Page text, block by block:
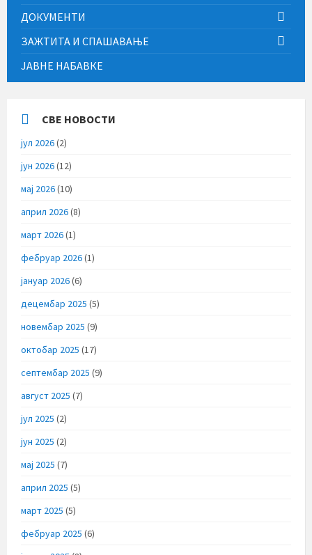
ДОКУМЕНТИ
ЗАЖТИТА И СПАШАВАЊЕ
ЈАВНЕ НАБАВКЕ
СВЕ НОВОСТИ
јул 2026(2)
јун 2026(12)
мај 2026(10)
април 2026(8)
март 2026(1)
фебруар 2026(1)
јануар 2026(6)
децембар 2025 (5)
новембар 2025 (9)
октобар 2025 (17)
септембар 2025 (9)
август 2025 (7)
јул 2025 (2)
јун 2025 (2)
мај 2025 (7)
април 2025 (5)
март 2025 (5)
фебруар 2025 (6)